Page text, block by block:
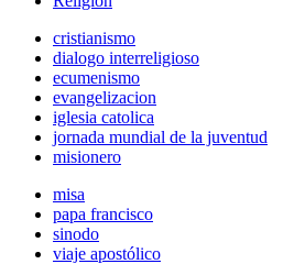
cristianismo
dialogo interreligioso
ecumenismo
evangelizacion
iglesia catolica
jornada mundial de la juventud
misionero
misa
papa francisco
sinodo
viaje apostólico